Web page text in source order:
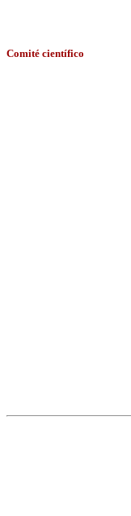
Comité científico